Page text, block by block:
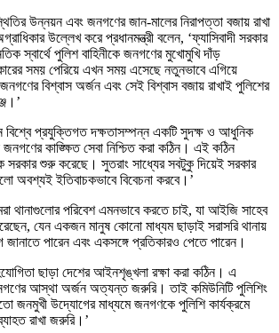
উন্নয়ন এবং জনগণের জান-মালের নিরাপত্তা বজায় রাখা
উল্লেখ করে প্রধানমন্ত্রী বলেন, ‘ফ্যাসিবাদী সরকার
স্বার্থে পুলিশ বাহিনীকে জনগণের মুখোমুখি দাঁড়
সময় পেরিয়ে এখন সময় এসেছে নতুনভাবে এগিয়ে
বিশ্বাস অর্জন এবং সেই বিশ্বাস বজায় রাখাই পুলিশের
বিশ্বে প্রযুক্তিগত দক্ষতাসম্পন্ন একটি সুদক্ষ ও আধুনিক
জনগণের কাঙ্ক্ষিত সেবা নিশ্চিত করা কঠিন। এই কঠিন
সরকার শুরু করেছে। সুতরাং সাধ্যের সবটুকু দিয়েই সরকার
অবশ্যই ইতিবাচকভাবে বিবেচনা করবে।’
থানাগুলোর পরিবেশ এমনভাবে করতে চাই, যা আইজি সাহেব
যেন একজন মানুষ কোনো মাধ্যম ছাড়াই সরাসরি থানায়
জানাতে পারেন এবং একসঙ্গে প্রতিকারও পেতে পারেন।
ছাড়া দেশের আইনশৃঙ্খলা রক্ষা করা কঠিন। এ
আস্থা অর্জন অত্যন্ত জরুরি। তাই কমিউনিটি পুলিশিং
জনমুখী উদ্যোগের মাধ্যমে জনগণকে পুলিশি কার্যক্রমে
রাখা জরুরি।’